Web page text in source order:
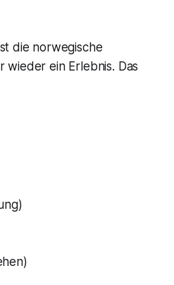
die norwegische
wieder ein Erlebnis. Das